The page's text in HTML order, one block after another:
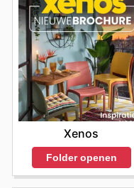
Xenos
Folder openen